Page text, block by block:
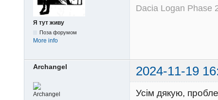
Я тут живу
Поза форумом
More info
Dacia Logan Phase
Archangel 2024-11-19
Усім дякую,